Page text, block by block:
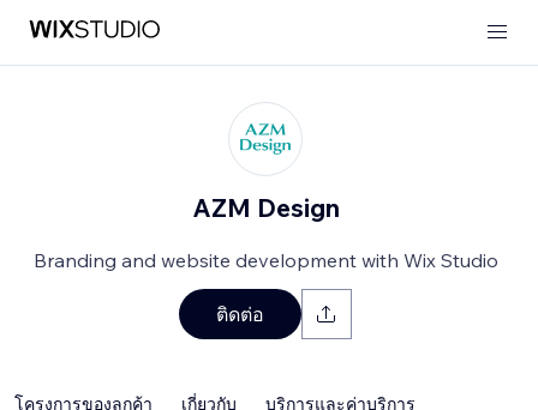
AZM Design
Branding and website development with Wix Studio
ติดต่อ
โครงการของลูกค้า เกี่ยวกับ บริการและค่าบริการ